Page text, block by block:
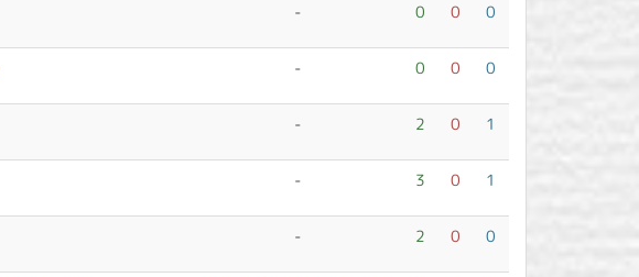
- 0 0 0
- 0 0 0
- 2 0 1
- 3 0 1
- 2 0 0